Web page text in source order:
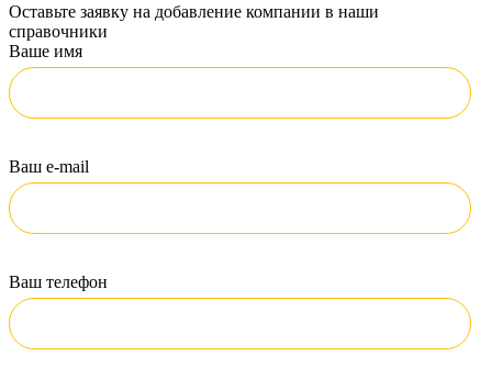
Оставьте заявку на добавление компании в наши
справочники
Ваше имя
Ваш e-mail
Ваш телефон